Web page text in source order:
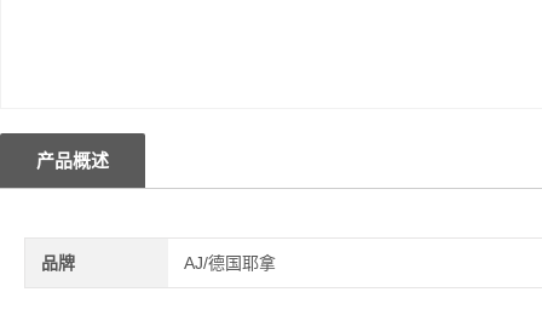
产品概述
品牌 AJ/德国耶拿